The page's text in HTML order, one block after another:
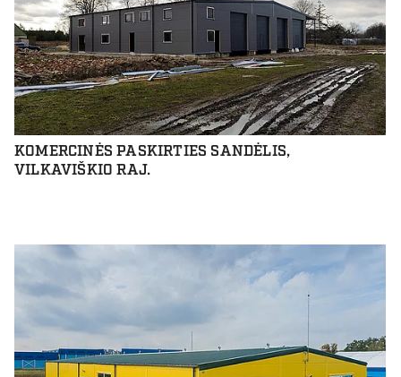
KOMERCINĖS PASKIRTIES SANDĖLIS,
VILKAVIŠKIO RAJ.